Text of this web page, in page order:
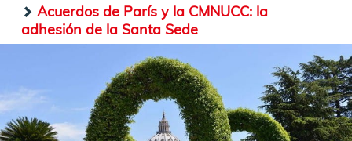
Acuerdos de París y la CMNUCC: la
adhesión de la Santa Sede